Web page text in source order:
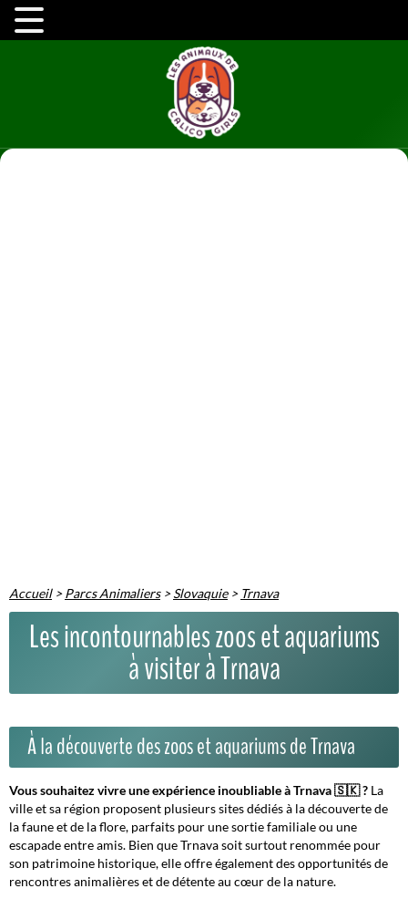
Accueil>Parcs Animaliers>Slovaquie> Trnava
Les incontournables zoos et aquariums
à visiter à Trnava
À la découverte des zoos et aquariums de Trnava
Vous souhaitez vivre une expérience inoubliable à Trnava 🇸🇰 ? La
ville et sa région proposent plusieurs sites dédiés à la découverte de
la faune et de la flore, parfaits pour une sortie familiale ou une
escapade entre amis. Bien que Trnava soit surtout renommée pour
son patrimoine historique, elle offre également des opportunités de
rencontres animalières et de détente au cœur de la nature.